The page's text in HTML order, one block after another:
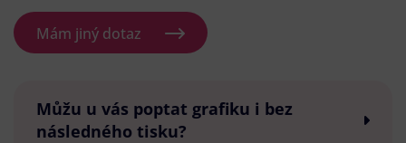
Mám jiný dotaz
Můžu u vás poptat grafiku i bez
následného tisku?